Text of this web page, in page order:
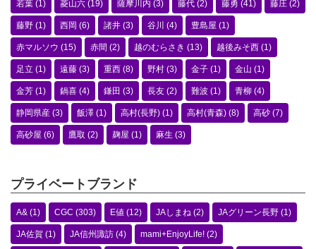
若葉 (1) 菱山六 (19) 薩摩川内 (3) 藤代 (2) 藤勇 (41) 藤庄 (2)
藤野 (1) 西岡 (6) 諸井 (3) 谷川 (4) 豊島屋 (1)
赤マルソウ (15) 赤間 (2) 越のむらさき (13) 越後みそ西 (1)
足立 (1) 遠藤 (3) 重西 (8) 野村 (3) 金子 (1) 金山 (1)
金芳 (1) 鍋喜 (4) 鎌田 (3) 長友 (2) 難波 (1) 青柳 (4)
静岡県産 (3) 飯澤 (1) 高村(長野) (1) 高村(青森) (8) 高砂 (7)
高砂屋 (6) 鷹取 (2) 麹屋 (1) 麻生 (3)
プライベートブランド
A& (1) CGC (303) E値 (12) JAしまね (2) JAグリーン長野 (1)
JA佐賀 (1) JA信州諏訪 (4) mami+EnjoyLife! (2)